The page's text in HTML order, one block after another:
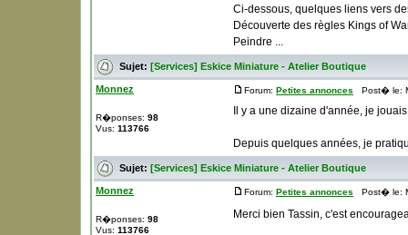
Ci-dessous, quelques liens vers
Découverte des règles Kings of
Peindre ...
Sujet: [Services] Eskice Miniature - Atelier Boutique
Monnez
R�ponses: 98
Vus: 113766
Forum: Petites annonces Post� le:
Il y a une dizaine d'année, je
Depuis quelques années, je
Sujet: [Services] Eskice Miniature - Atelier Boutique
Monnez
R�ponses: 98
Vus: 113766
Forum: Petites annonces Post� le:
Merci bien Tassin, c'est